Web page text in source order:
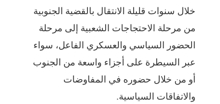
خلال سنوات قليلة الانتقال بالقضية الجنوبية
من مرحلة الاحتجاجات الشعبية إلى مرحلة
الحضور السياسي والعسكري الفاعل، سواء
عبر السيطرة على أجزاء واسعة من الجنوب
أو من خلال حضوره في المفاوضات
والاتفاقات السياسية.